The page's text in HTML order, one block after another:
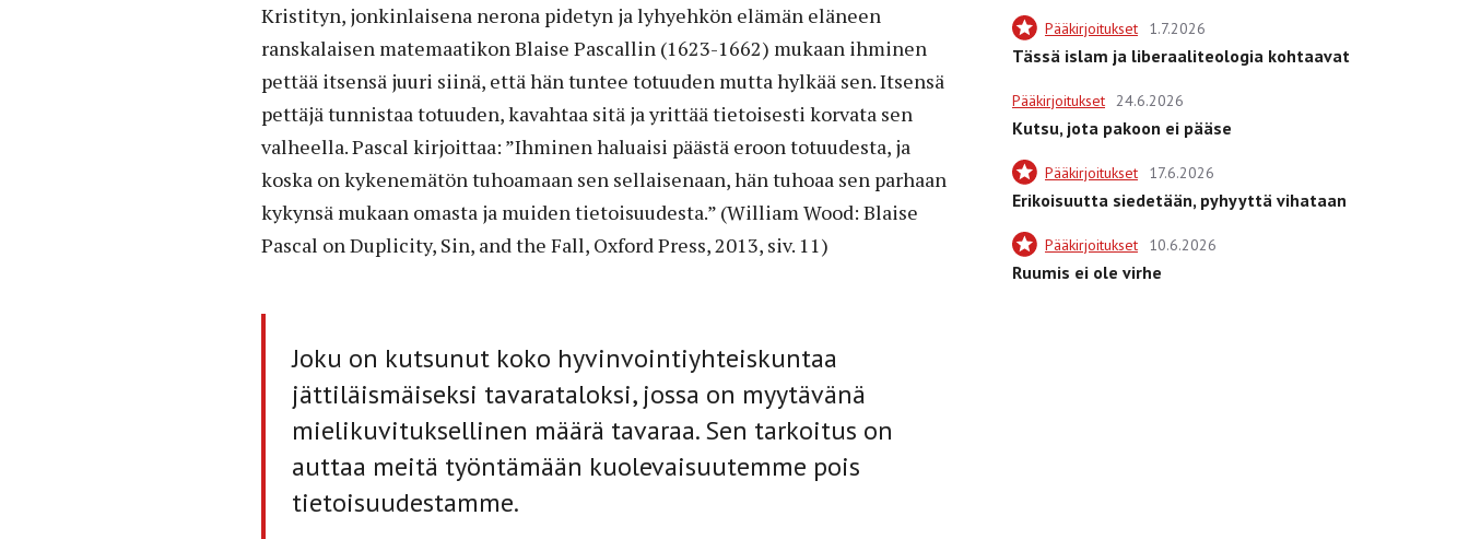
Kristityn, jonkinlaisena nerona pidetyn ja lyhyehkön elämän eläneen
ranskalaisen matemaatikon Blaise Pascallin (1623-1662) mukaan ihminen
pettää itsensä juuri siinä, että hän tuntee totuuden mutta hylkää sen. Itsensä
pettäjä tunnistaa totuuden, kavahtaa sitä ja yrittää tietoisesti korvata sen
valheella. Pascal kirjoittaa: ”Ihminen haluaisi päästä eroon totuudesta, ja
koska on kykenemätön tuhoamaan sen sellaisenaan, hän tuhoaa sen parhaan
kykynsä mukaan omasta ja muiden tietoisuudesta.” (William Wood: Blaise
Pascal on Duplicity, Sin, and the Fall, Oxford Press, 2013, siv. 11)
Joku on kutsunut koko hyvinvointiyhteiskuntaa
jättiläismäiseksi tavarataloksi, jossa on myytävänä
mielikuvituksellinen määrä tavaraa. Sen tarkoitus on
auttaa meitä työntämään kuolevaisuutemme pois
tietoisuudestamme.
Pääkirjoitukset 1.7.2026
Tässä islam ja liberaaliteologia kohtaavat
Pääkirjoitukset 24.6.2026
Kutsu, jota pakoon ei pääse
Pääkirjoitukset 17.6.2026
Erikoisuutta siedetään, pyhyyttä vihataan
Pääkirjoitukset 10.6.2026
Ruumis ei ole virhe